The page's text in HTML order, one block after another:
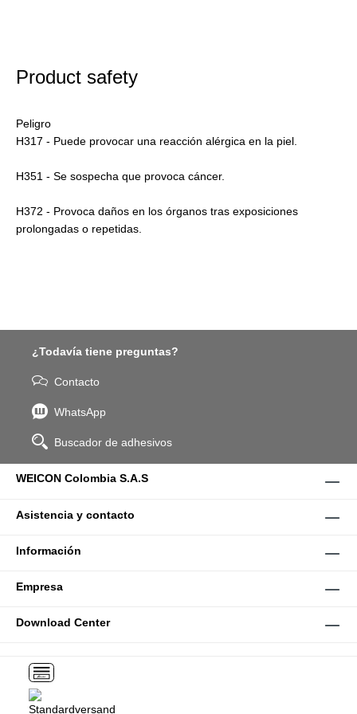
Product safety
Peligro
H317 - Puede provocar una reacción alérgica en la piel.
H351 - Se sospecha que provoca cáncer.
H372 - Provoca daños en los órganos tras exposiciones
prolongadas o repetidas.
¿Todavía tiene preguntas?
Contacto
WhatsApp
Buscador de adhesivos
WEICON Colombia S.A.S
Asistencia y contacto
Información
Empresa
Download Center